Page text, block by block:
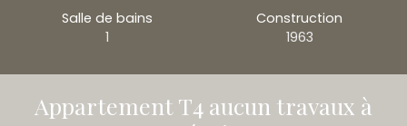
Salle de bains
1
Construction
1963
Appartement T4 aucun travaux à